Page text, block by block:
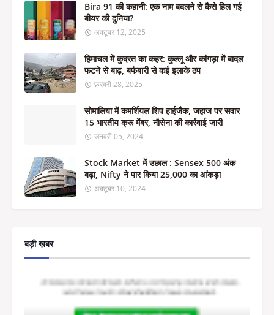
Bira 91 की कहानी: एक नाम बदलने से कैसे हिल गई
बीयर की दुनिया?
अक्टूबर 12, 2025
हिमाचल में कुदरत का कहर: कुल्लू और कांगड़ा में बादल
फटने से बाढ़, बर्फबारी से कई इलाके ठप
फ़रवरी 28, 2025
सोमालिया में कमर्शियल शिप हाईजैक, जहाज पर सवार
15 भारतीय क्रू मेंबर, नौसेना की कार्रवाई जारी
जनवरी 05, 2024
Stock Market में उछाल : Sensex 500 अंक
बढ़ा, Nifty ने पार किया 25,000 का आंकड़ा
अक्टूबर 10, 2024
बड़ी ख़बर